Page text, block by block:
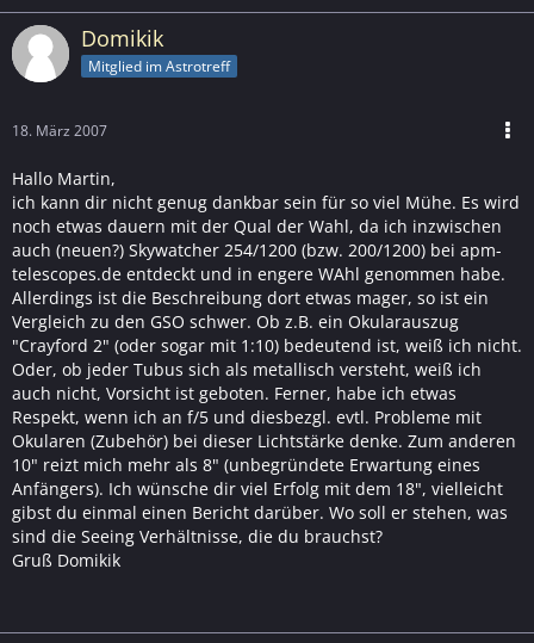
Domikik
Mitglied im Astrotreff
18. März 2007
Hallo Martin,
ich kann dir nicht genug dankbar sein für so viel Mühe. Es wird
noch etwas dauern mit der Qual der Wahl, da ich inzwischen
auch (neuen?) Skywatcher 254/1200 (bzw. 200/1200) bei apm-
telescopes.de entdeckt und in engere WAhl genommen habe.
Allerdings ist die Beschreibung dort etwas mager, so ist ein
Vergleich zu den GSO schwer. Ob z.B. ein Okularauszug
"Crayford 2" (oder sogar mit 1:10) bedeutend ist, weiß ich nicht.
Oder, ob jeder Tubus sich als metallisch versteht, weiß ich
auch nicht, Vorsicht ist geboten. Ferner, habe ich etwas
Respekt, wenn ich an f/5 und diesbezgl. evtl. Probleme mit
Okularen (Zubehör) bei dieser Lichtstärke denke. Zum anderen
10" reizt mich mehr als 8" (unbegründete Erwartung eines
Anfängers). Ich wünsche dir viel Erfolg mit dem 18", vielleicht
gibst du einmal einen Bericht darüber. Wo soll er stehen, was
sind die Seeing Verhältnisse, die du brauchst?
Gruß Domikik